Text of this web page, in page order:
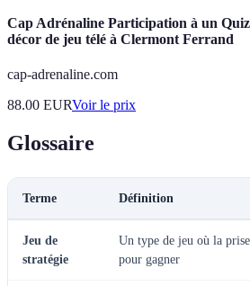
Cap Adrénaline Participation à un
décor de jeu télé à Clermont Ferrand
cap-adrenaline.com
88.00 EURVoir le prix
Glossaire
Terme Définition
Jeu de
stratégie
Un type de jeu où la
pour gagner